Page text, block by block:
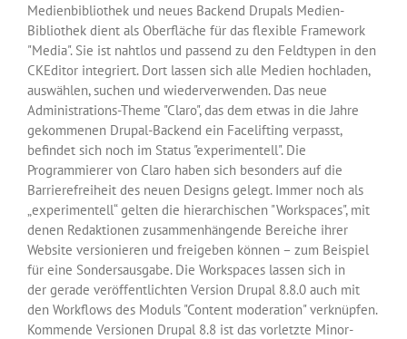
Medienbibliothek und neues Backend Drupals Medien-
Bibliothek dient als Oberfläche für das flexible Framework
"Media". Sie ist nahtlos und passend zu den Feldtypen in den
CKEditor integriert. Dort lassen sich alle Medien hochladen,
auswählen, suchen und wiederverwenden. Das neue
Administrations-Theme "Claro", das dem etwas in die Jahre
gekommenen Drupal-Backend ein Facelifting verpasst,
befindet sich noch im Status "experimentell". Die
Programmierer von Claro haben sich besonders auf die
Barrierefreiheit des neuen Designs gelegt. Immer noch als
„experimentell“ gelten die hierarchischen "Workspaces", mit
denen Redaktionen zusammenhängende Bereiche ihrer
Website versionieren und freigeben können – zum Beispiel
für eine Sondersausgabe. Die Workspaces lassen sich in
der gerade veröffentlichten Version Drupal 8.8.0 auch mit
den Workflows des Moduls "Content moderation" verknüpfen.
Kommende Versionen Drupal 8.8 ist das vorletzte Minor-